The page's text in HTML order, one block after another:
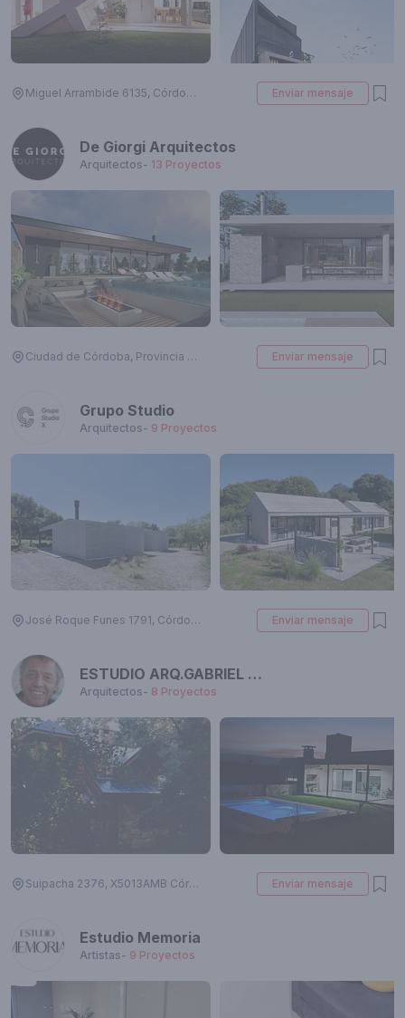
Miguel Arrambide 6135, Córdoba, Argentina Enviar mensaje
De Giorgi Arquitectos
Arquitectos- 13 Proyectos
Ciudad de Córdoba, Provincia de Córdoba, Argentina Enviar mensaje
Grupo Studio
Arquitectos- 9 Proyectos
José Roque Funes 1791, Córdoba, Argentina Enviar mensaje
ESTUDIO ARQ.GABRIEL ARIAS
Arquitectos- 8 Proyectos
Suipacha 2376, X5013AMB Córdoba, Argentina Enviar mensaje
Estudio Memoria
Artistas- 9 Proyectos